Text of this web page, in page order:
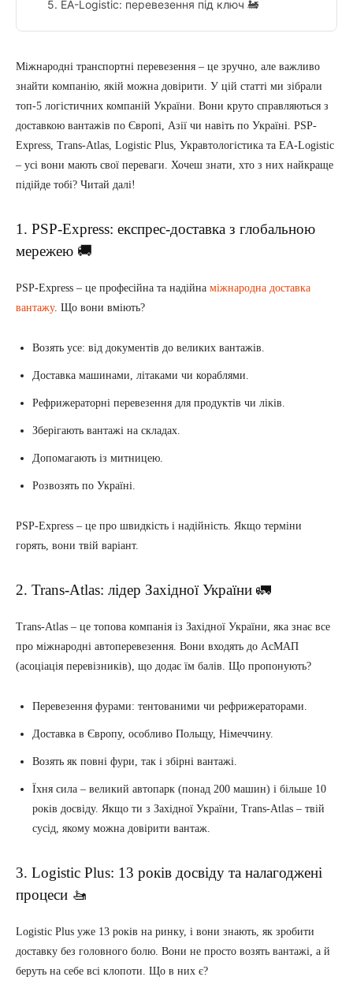
5. EA-Logistic: перевезення під ключ 🚂
Міжнародні транспортні перевезення – це зручно, але важливо
знайти компанію, якій можна довірити. У цій статті ми зібрали
топ-5 логістичних компаній України. Вони круто справляються з
доставкою вантажів по Європі, Азії чи навіть по Україні. PSP-
Express, Trans-Atlas, Logistic Plus, Укравтологістика та EA-Logistic
– усі вони мають свої переваги. Хочеш знати, хто з них найкраще
підійде тобі? Читай далі!
1. PSP-Express: експрес-доставка з глобальною
мережею 🚚
PSP-Express – це професійна та надійна міжнародна доставка
вантажу. Що вони вміють?
Возять усе: від документів до великих вантажів.
Доставка машинами, літаками чи кораблями.
Рефрижераторні перевезення для продуктів чи ліків.
Зберігають вантажі на складах.
Допомагають із митницею.
Розвозять по Україні.
PSP-Express – це про швидкість і надійність. Якщо терміни
горять, вони твій варіант.
2. Trans-Atlas: лідер Західної України 🚛
Trans-Atlas – це топова компанія із Західної України, яка знає все
про міжнародні автоперевезення. Вони входять до АсМАП
(асоціація перевізників), що додає їм балів. Що пропонують?
Перевезення фурами: тентованими чи рефрижераторами.
Доставка в Європу, особливо Польщу, Німеччину.
Возять як повні фури, так і збірні вантажі.
Їхня сила – великий автопарк (понад 200 машин) і більше 10
років досвіду. Якщо ти з Західної України, Trans-Atlas – твій
сусід, якому можна довірити вантаж.
3. Logistic Plus: 13 років досвіду та налагоджені
процеси 🚤
Logistic Plus уже 13 років на ринку, і вони знають, як зробити
доставку без головного болю. Вони не просто возять вантажі, а й
беруть на себе всі клопоти. Що в них є?